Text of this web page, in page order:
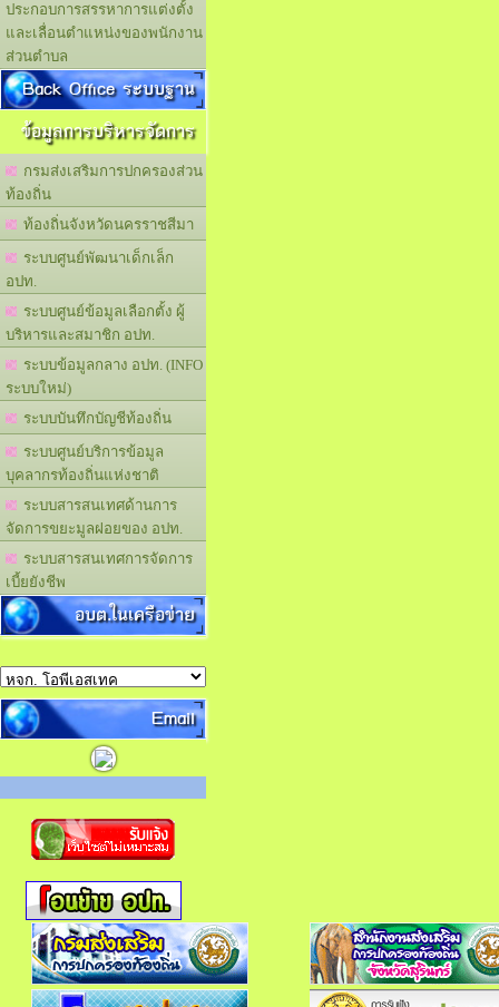
ประกอบการสรรหาการแต่งตั้ง
และเลื่อนตำแหน่งของพนักงาน
ส่วนตำบล
Back Office ระบบฐาน
ข้อมูลการบริหารจัดการ
กรมส่งเสริมการปกครองส่วน
ท้องถิ่น
ท้องถิ่นจังหวัดนครราชสีมา
ระบบศูนย์พัฒนาเด็กเล็ก
อปท.
ระบบศูนย์ข้อมูลเลือกตั้ง ผู้
บริหารและสมาชิก อปท.
ระบบข้อมูลกลาง อปท. (INFO
ระบบใหม่)
ระบบบันทึกบัญชีท้องถิ่น
ระบบศูนย์บริการข้อมูล
บุคลากรท้องถิ่นแห่งชาติ
ระบบสารสนเทศด้านการ
จัดการขยะมูลฝอยของ อปท.
ระบบสารสนเทศการจัดการ
เบี้ยยังชีพ
อบต.ในเครือข่าย
Email